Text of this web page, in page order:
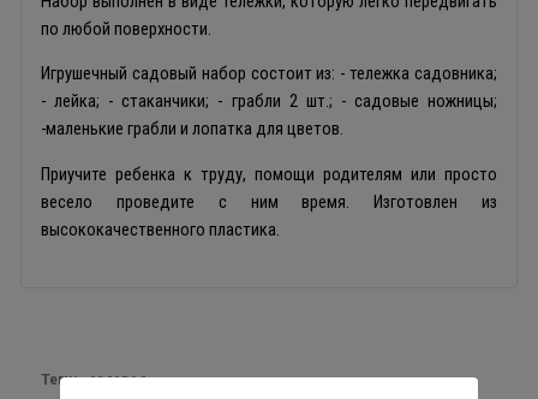
по любой поверхности.
Игрушечный садовый набор состоит из: - тележка садовника;
- лейка; - стаканчики; - грабли 2 шт.; - садовые ножницы;
-маленькие грабли и лопатка для цветов.
Приучите ребенка к труду, помощи родителям или просто
весело проведите с ним время. Изготовлен из
высококачественного пластика.
Теги: садовод